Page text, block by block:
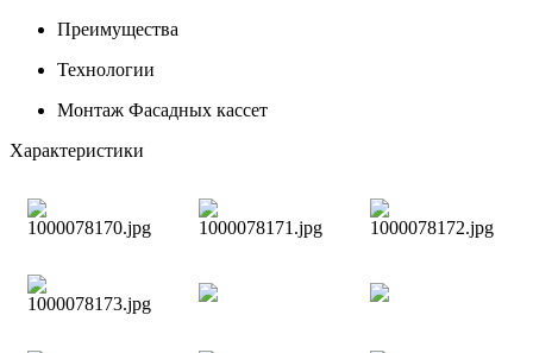
Преимущества
Технологии
Монтаж Фасадных кассет
Характеристики